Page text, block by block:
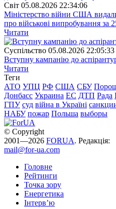
Свiт 05.08.2026 22:34:06
Міністерство війни США
про військові випробування за
Читати
Суспiльство 05.08.2026 22:05:33
Вступну кампанію до
Читати
Теги
АТО УПЦ РФ США СБУ
Донбасс Украина ЕС ДТП Рада
ГПУ суд війна в Україні
НАБУ пожар Польша выборы
© Copyright
2001—2026 FORUA. Редакція:
mail@for-ua.com
Головне
Рейтинги
Точка зору
Енергетика
Інтерв’ю